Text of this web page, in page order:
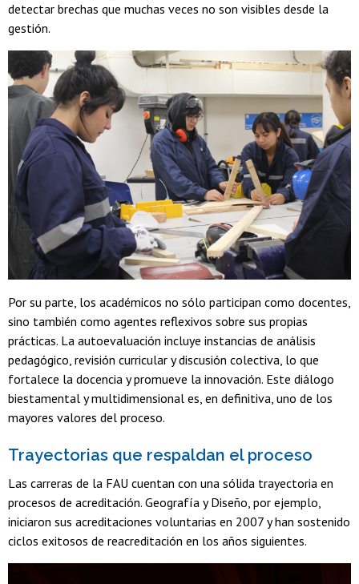
detectar brechas que muchas veces no son visibles desde la
gestión.
Por su parte, los académicos no sólo participan como docentes,
sino también como agentes reflexivos sobre sus propias
prácticas. La autoevaluación incluye instancias de análisis
pedagógico, revisión curricular y discusión colectiva, lo que
fortalece la docencia y promueve la innovación. Este diálogo
biestamental y multidimensional es, en definitiva, uno de los
mayores valores del proceso.
Trayectorias que respaldan el proceso
Las carreras de la FAU cuentan con una sólida trayectoria en
procesos de acreditación. Geografía y Diseño, por ejemplo,
iniciaron sus acreditaciones voluntarias en 2007 y han sostenido
ciclos exitosos de reacreditación en los años siguientes.